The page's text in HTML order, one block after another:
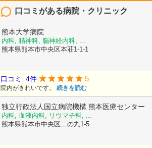
口コミがある病院・クリニック
熊本大学病院
内科, 精神科, 脳神経内科, ...
熊本県熊本市中央区本荘1-1-1
口コミ: 4件 5
院内がきれいです。 続きを読む
独立行政法人国立病院機構 熊本医療センター
内科, 血液内科, リウマチ科, ...
熊本県熊本市中央区二の丸1-5